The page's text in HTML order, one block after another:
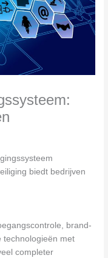
biedt bedrijven
brand-
technologieën met
completer